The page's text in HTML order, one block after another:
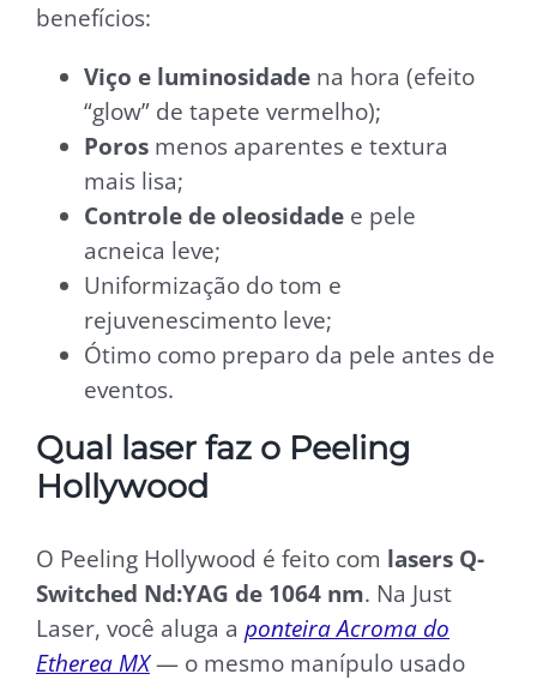
benefícios:
Viço e luminosidade na hora (efeito
“glow” de tapete vermelho);
Poros menos aparentes e textura
mais lisa;
Controle de oleosidade e pele
acneica leve;
Uniformização do tom e
rejuvenescimento leve;
Ótimo como preparo da pele antes de
eventos.
Qual laser faz o Peeling
Hollywood
O Peeling Hollywood é feito com lasers Q-
Switched Nd:YAG de 1064 nm. Na Just
Laser, você aluga a ponteira Acroma do
Etherea MX— o mesmo manípulo usado